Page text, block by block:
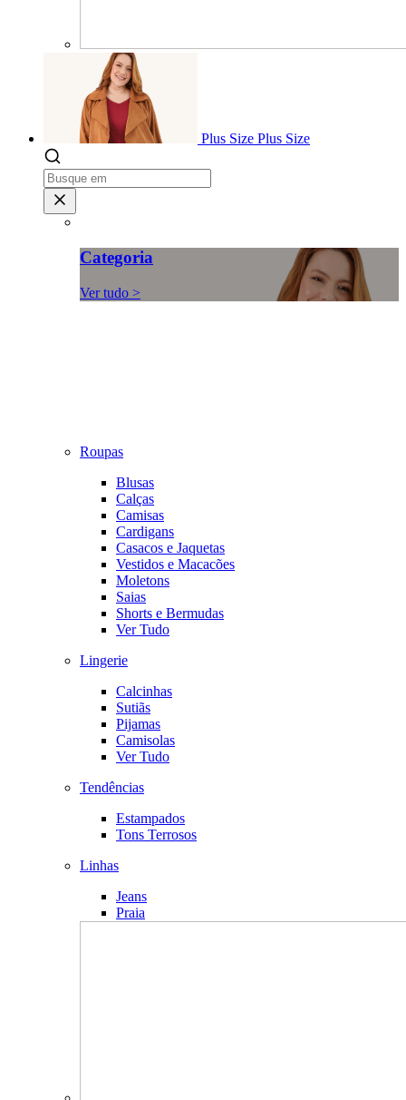
Plus Size Plus Size
Categoria
Ver tudo >
Roupas
Blusas
Calças
Camisas
Cardigans
Casacos e Jaquetas
Vestidos e Macacões
Moletons
Saias
Shorts e Bermudas
Ver Tudo
Lingerie
Calcinhas
Sutiãs
Pijamas
Camisolas
Ver Tudo
Tendências
Estampados
Tons Terrosos
Linhas
Jeans
Praia